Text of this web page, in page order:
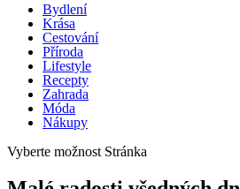
Bydlení
Krása
Cestování
Příroda
Lifestyle
Recepty
Zahrada
Móda
Nákupy
Vyberte možnost Stránka